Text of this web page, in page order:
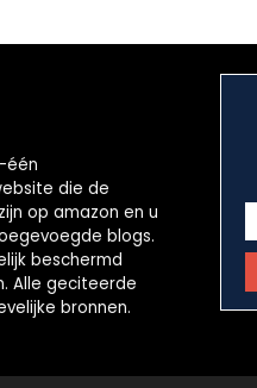
één
die de
op amazon en u
blogs.
beschermd
Alle geciteerde
bronnen.